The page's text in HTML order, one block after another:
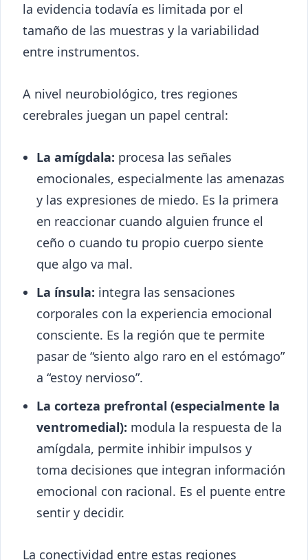
la evidencia todavía es limitada por el
tamaño de las muestras y la variabilidad
entre instrumentos.
A nivel neurobiológico, tres regiones
cerebrales juegan un papel central:
La amígdala: procesa las señales
emocionales, especialmente las amenazas
y las expresiones de miedo. Es la primera
en reaccionar cuando alguien frunce el
ceño o cuando tu propio cuerpo siente
que algo va mal.
La ínsula: integra las sensaciones
corporales con la experiencia emocional
consciente. Es la región que te permite
pasar de “siento algo raro en el estómago”
a “estoy nervioso”.
La corteza prefrontal (especialmente la
ventromedial): modula la respuesta de la
amígdala, permite inhibir impulsos y
toma decisiones que integran información
emocional con racional. Es el puente entre
sentir y decidir.
La conectividad entre estas regiones